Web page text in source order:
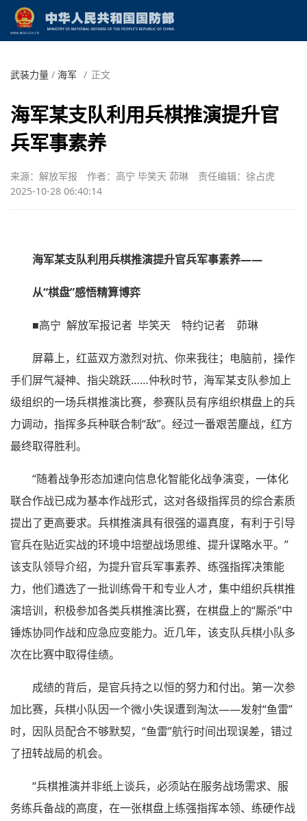
武装力量 / 海军 / 正文
海军某支队利用兵棋推演提升官
兵军事素养
来源：解放军报 作者：高宁 毕笑天 茆琳
责任编辑：徐占虎
2025-10-28 06:40:14
海军某支队利用兵棋推演提升官兵军事素养——
从“棋盘”感悟精算博弈
■高宁 解放军报记者 毕笑天 特约记者 茆琳
屏幕上，红蓝双方激烈对抗、你来我往；电脑前，操作
手们屏气凝神、指尖跳跃……仲秋时节，海军某支队参加上
级组织的一场兵棋推演比赛，参赛队员有序组织棋盘上的兵
力调动，指挥多兵种联合制“敌”。经过一番艰苦鏖战，红方
最终取得胜利。
“随着战争形态加速向信息化智能化战争演变，一体化
联合作战已成为基本作战形式，这对各级指挥员的综合素质
提出了更高要求。兵棋推演具有很强的逼真度，有利于引导
官兵在贴近实战的环境中培塑战场思维、提升谋略水平。”
该支队领导介绍，为提升官兵军事素养、练强指挥决策能
力，他们遴选了一批训练骨干和专业人才，集中组织兵棋推
演培训，积极参加各类兵棋推演比赛，在棋盘上的“厮杀”中
锤炼协同作战和应急应变能力。近几年，该支队兵棋小队多
次在比赛中取得佳绩。
成绩的背后，是官兵持之以恒的努力和付出。第一次参
加比赛，兵棋小队因一个微小失误遭到淘汰——发射“鱼雷”
时，因队员配合不够默契，“鱼雷”航行时间出现误差，错过
了扭转战局的机会。
“兵棋推演并非纸上谈兵，必须站在服务战场需求、服
务练兵备战的高度，在一张棋盘上练强指挥本领、练硬作战